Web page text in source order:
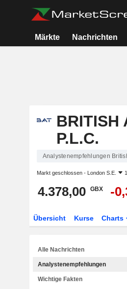
Märkte Nachrichten
BRITISH
P.L.C.
Analystenempfehlungen
Markt geschlossen - London S.E.
4.378,00 GBX -
Übersicht Kurse Charts
Alle Nachrichten
Analystenempfehlungen
Wichtige Fakten